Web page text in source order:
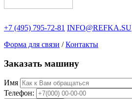
+7 (495) 795-72-81 INFO@REFKA.SU
Форма для связи /Контакты
Заказать машину
Имя
Телефон: